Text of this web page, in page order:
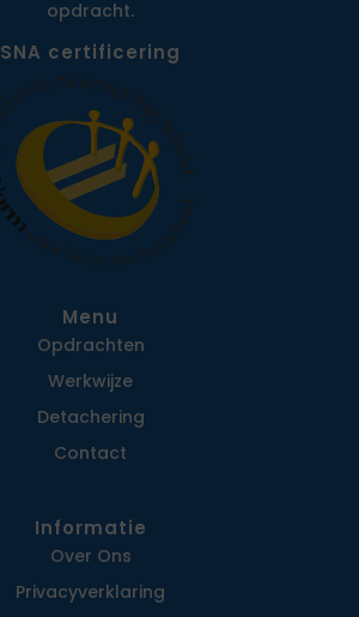
opdracht.
SNA certificering
Menu
Opdrachten
Werkwijze
Detachering
Contact
Informatie
Over Ons
Privacy­verklaring